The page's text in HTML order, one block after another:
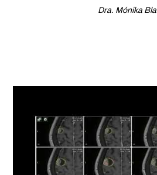
Dra. Mónika